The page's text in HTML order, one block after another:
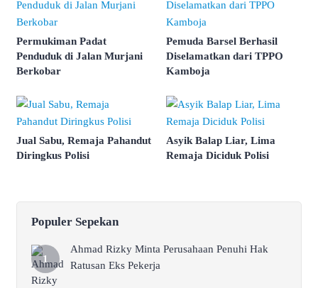
Permukiman Padat
Penduduk di Jalan Murjani
Berkobar
Pemuda Barsel Berhasil
Diselamatkan dari TPPO
Kamboja
Jual Sabu, Remaja Pahandut
Diringkus Polisi
Asyik Balap Liar, Lima
Remaja Diciduk Polisi
Populer Sepekan
Ahmad Rizky Minta Perusahaan Penuhi Hak
Ratusan Eks Pekerja